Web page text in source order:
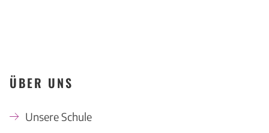
ÜBER UNS
Unsere Schule